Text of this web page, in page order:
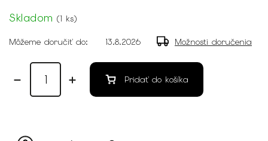
Skladom (1 ks)
Môžeme doručiť do: 13.8.2026 Možnosti doručenia
Pridať do košíka